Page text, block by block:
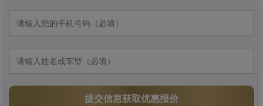
提交信息获取优惠报价